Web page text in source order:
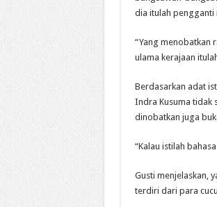
dia itulah pengganti
“Yang menobatkan
ulama kerajaan
Berdasarkan adat
Indra Kusuma tidak
dinobatkan juga
“Kalau istilah
Gusti menjelaskan,
terdiri dari para